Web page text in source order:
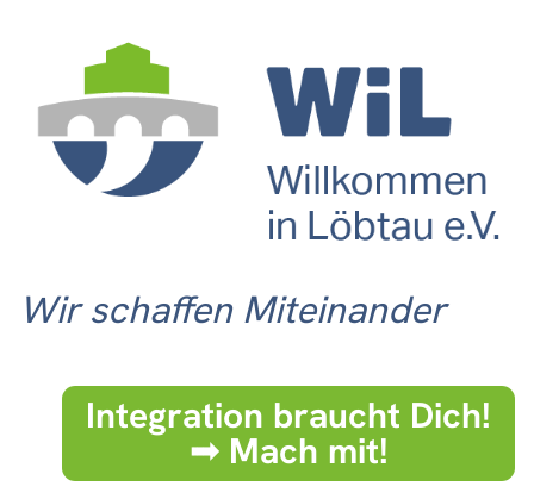
Wir schaffen Miteinander
Integration braucht Dich!
➟ Mach mit!